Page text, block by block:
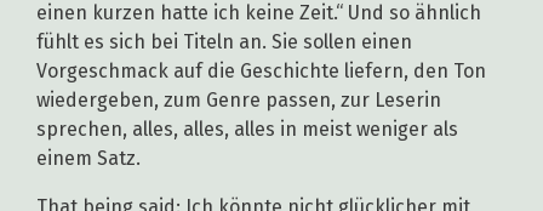
einen kurzen hatte ich keine Zeit.“ Und so ähnlich
fühlt es sich bei Titeln an. Sie sollen einen
Vorgeschmack auf die Geschichte liefern, den Ton
wiedergeben, zum Genre passen, zur Leserin
sprechen, alles, alles, alles in meist weniger als
einem Satz.